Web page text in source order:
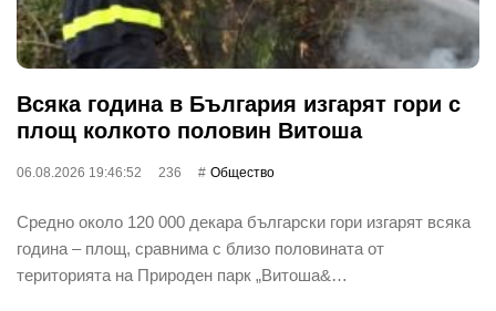
Всяка година в България изгарят гори с
площ колкото половин Витоша
06.08.2026 19:46:52 236 Общество
Средно около 120 000 декара български гори изгарят всяка
година – площ, сравнима с близо половината от
територията на Природен парк „Витоша&…